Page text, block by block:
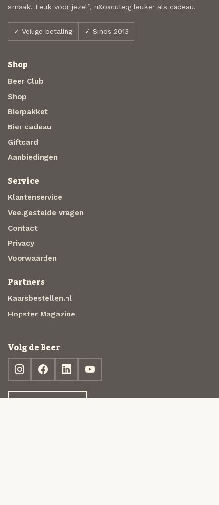
smaak. Leuk voor jezelf, n&oacute;g leuker als cadeau.
✓ Veilige betaling ✓ Sinds 2013
Shop
Beer Club
Shop
Bierpakket
Bier cadeau
Giftcard
Aanbiedingen
Service
Klantenservice
Veelgestelde vragen
Contact
Privacy
Voorwaarden
Partners
Kaarsbestellen.nl
Hopster Magazine
Volg de Beer